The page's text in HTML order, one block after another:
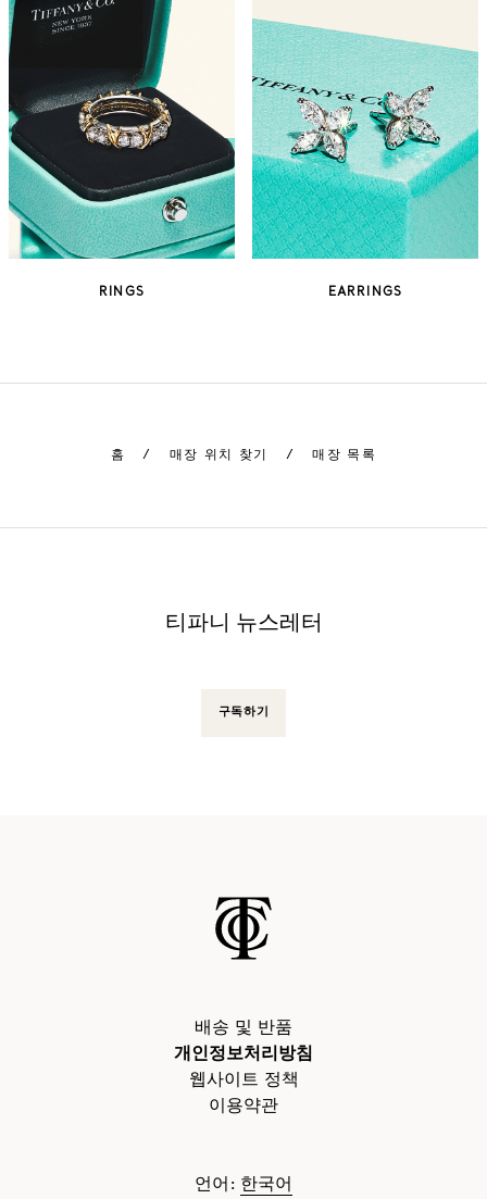
RINGS EARRINGS
홈 / 매장 위치 찾기 / 매장 목록
티파니 뉴스레터
구독하기
배송 및 반품
개인정보처리방침
웹사이트 정책
이용약관
언어 : 한국어